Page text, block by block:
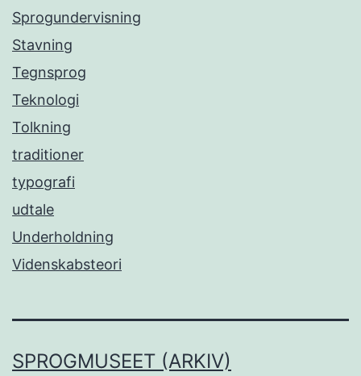
Sprogundervisning
Stavning
Tegnsprog
Teknologi
Tolkning
traditioner
typografi
udtale
Underholdning
Videnskabsteori
SPROGMUSEET (ARKIV)